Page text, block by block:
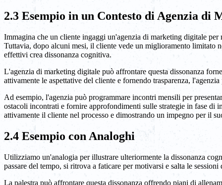
2.3 Esempio in un Contesto di Agenzia di
Immagina che un cliente ingaggi un'agenzia di marketing digitale
Tuttavia, dopo alcuni mesi, il cliente vede un miglioramento limitato
effettivi crea dissonanza cognitiva.
L'agenzia di marketing digitale può affrontare questa dissonanza
attivamente le aspettative del cliente e fornendo trasparenza,
Ad esempio, l'agenzia può programmare incontri mensili per
ostacoli incontrati e fornire approfondimenti sulle strategie in fase
attivamente il cliente nel processo e dimostrando un impegno per il
2.4 Esempio con Analoghi
Utilizziamo un'analogia per illustrare ulteriormente la dissonanza
passare del tempo, si ritrova a faticare per motivarsi e salta le
La palestra può affrontare questa dissonanza offrendo piani di